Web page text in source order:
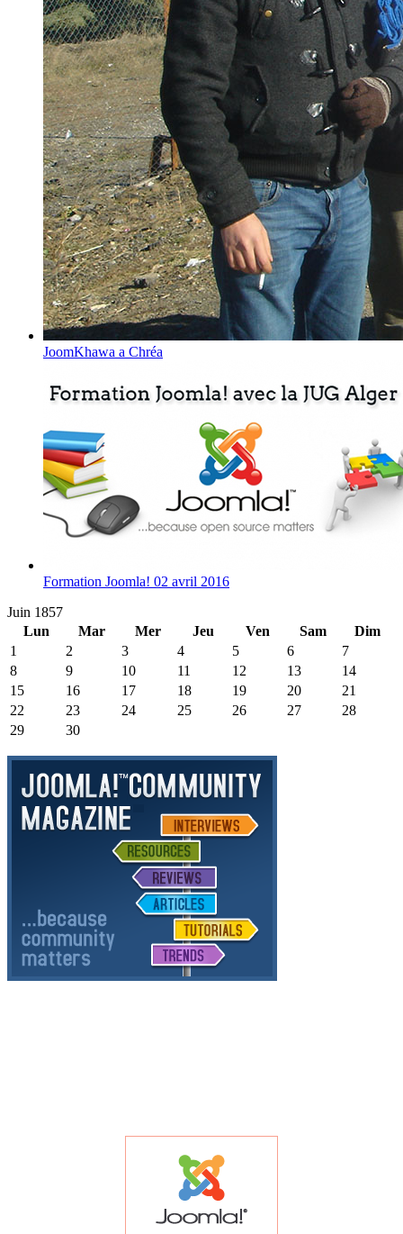
JoomKhawa a Chréa
Formation Joomla! 02 avril 2016
Juin 1857
Lun
Mar Mer Jeu Ven Sam
Dim
1
2 3 4 5 6
7
8
9 10 11 12 13
14
15
16 17 18 19 20
21
22
23 24 25 26 27
28
29
30